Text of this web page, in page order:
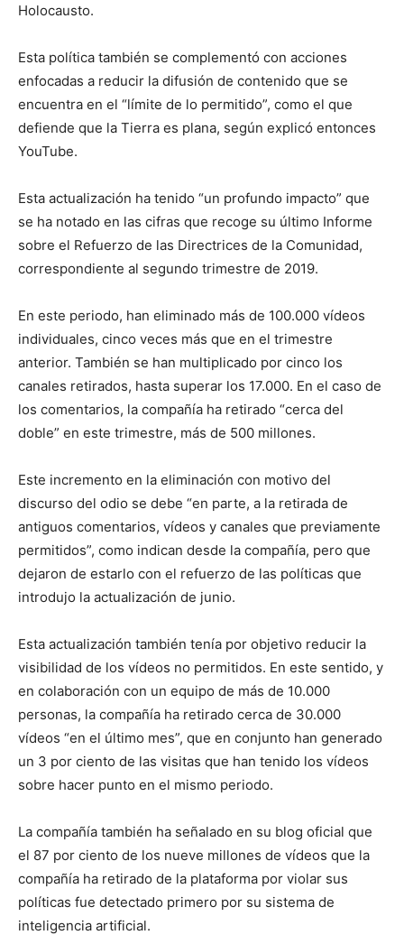
Holocausto.
Esta política también se complementó con acciones
enfocadas a reducir la difusión de contenido que se
encuentra en el “límite de lo permitido”, como el que
defiende que la Tierra es plana, según explicó entonces
YouTube.
Esta actualización ha tenido “un profundo impacto” que
se ha notado en las cifras que recoge su último Informe
sobre el Refuerzo de las Directrices de la Comunidad,
correspondiente al segundo trimestre de 2019.
En este periodo, han eliminado más de 100.000 vídeos
individuales, cinco veces más que en el trimestre
anterior. También se han multiplicado por cinco los
canales retirados, hasta superar los 17.000. En el caso de
los comentarios, la compañía ha retirado “cerca del
doble” en este trimestre, más de 500 millones.
Este incremento en la eliminación con motivo del
discurso del odio se debe “en parte, a la retirada de
antiguos comentarios, vídeos y canales que previamente
permitidos”, como indican desde la compañía, pero que
dejaron de estarlo con el refuerzo de las políticas que
introdujo la actualización de junio.
Esta actualización también tenía por objetivo reducir la
visibilidad de los vídeos no permitidos. En este sentido, y
en colaboración con un equipo de más de 10.000
personas, la compañía ha retirado cerca de 30.000
vídeos “en el último mes”, que en conjunto han generado
un 3 por ciento de las visitas que han tenido los vídeos
sobre hacer punto en el mismo periodo.
La compañía también ha señalado en su blog oficial que
el 87 por ciento de los nueve millones de vídeos que la
compañía ha retirado de la plataforma por violar sus
políticas fue detectado primero por su sistema de
inteligencia artificial.